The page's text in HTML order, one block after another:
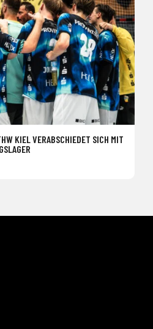
KIEL VERABSCHIEDET SICH MIT